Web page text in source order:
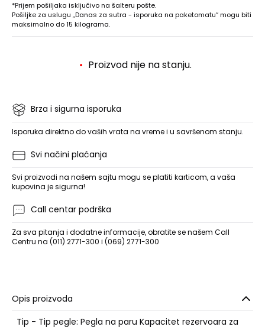
*Prijem pošiljaka isključivo na šalteru pošte.
Pošiljke za uslugu „Danas za sutra - isporuka na paketomatu“ mogu biti
maksimalno do 15 kilograma.
Proizvod nije na stanju.
Brza i sigurna isporuka
Isporuka direktno do vaših vrata na vreme i u savršenom stanju.
Svi načini plaćanja
Svi proizvodi na našem sajtu mogu se platiti karticom, a vaša
kupovina je sigurna!
Call centar podrška
Za sva pitanja i dodatne informacije, obratite se našem Call
Centru na (011) 2771-300 i (069) 2771-300
Opis proizvoda
Tip - Tip pegle: Pegla na paru Kapacitet rezervoara za